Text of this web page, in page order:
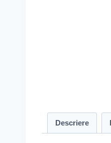
Descriere